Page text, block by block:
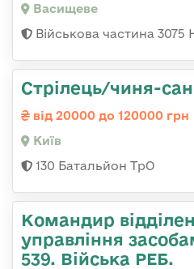
Васищеве
Військова частина 3075
Стрілець/чиня-
від 20000 до 120000 грн
Київ
130 Батальйон ТрО
Командир
управління
539. Війська РЕБ.